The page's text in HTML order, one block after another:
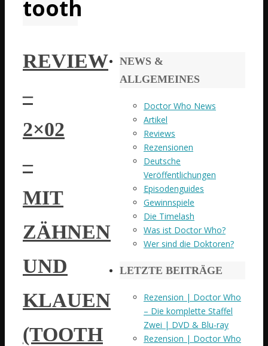
tooth
REVIEW
–
2×02
–
MIT
ZÄHNEN
UND
KLAUEN
(TOOTH
NEWS &
ALLGEMEINES
Doctor Who News
Artikel
Reviews
Rezensionen
Deutsche
Veröffentlichungen
Episodenguides
Gewinnspiele
Die Timelash
Was ist Doctor Who?
Wer sind die Doktoren?
LETZTE BEITRÄGE
Rezension | Doctor Who
– Die komplette Staffel
Zwei | DVD & Blu-ray
Rezension | Doctor Who